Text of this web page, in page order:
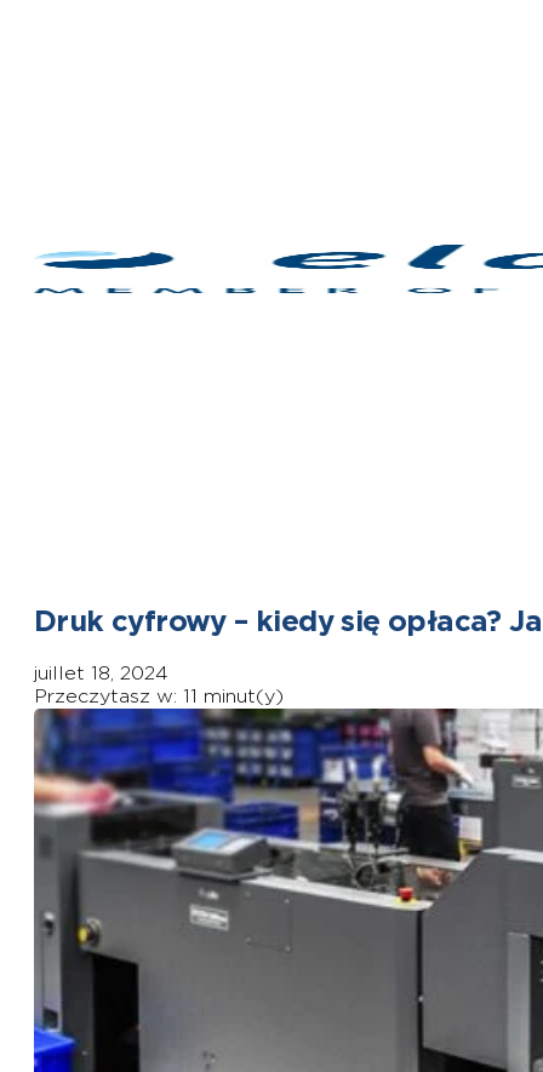
Druk cyfrowy – kiedy się opłaca?
juillet 18, 2024
Przeczytasz w: 11 minut(y)